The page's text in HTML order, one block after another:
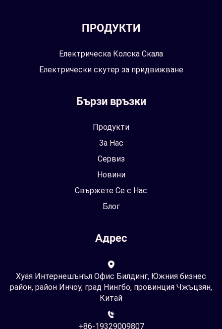
ПРОДУКТИ
Електрическа Колска Скала
Електрически скутер за придвижване
Бързи връзки
Продукти
За Нас
Сервиз
Новини
Свържете Се с Нас
Блог
Адрес
Хуая Интернешънъл Офис Билдинг, Южния бизнес
район, район Инчоу, град Нингбо, провинция Чжъцзян,
Китай
+86-19329009807